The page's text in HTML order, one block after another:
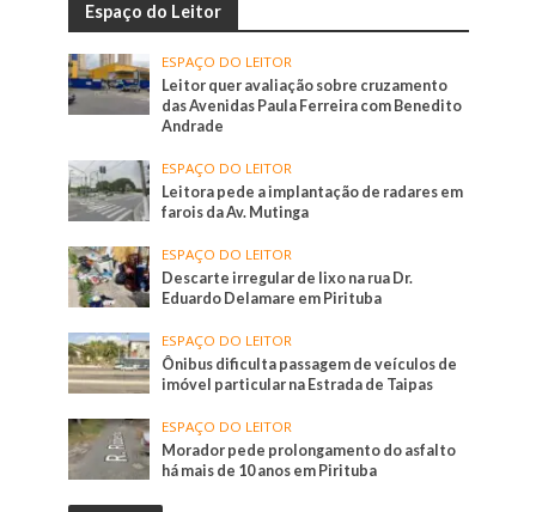
Espaço do Leitor
ESPAÇO DO LEITOR
Leitor quer avaliação sobre cruzamento
das Avenidas Paula Ferreira com Benedito
Andrade
ESPAÇO DO LEITOR
Leitora pede a implantação de radares em
farois da Av. Mutinga
ESPAÇO DO LEITOR
Descarte irregular de lixo na rua Dr.
Eduardo Delamare em Pirituba
ESPAÇO DO LEITOR
Ônibus dificulta passagem de veículos de
imóvel particular na Estrada de Taipas
ESPAÇO DO LEITOR
Morador pede prolongamento do asfalto
há mais de 10 anos em Pirituba